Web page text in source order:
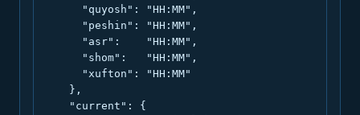
      "quyosh": "HH:MM",
      "peshin": "HH:MM",
      "asr":    "HH:MM",
      "shom":   "HH:MM",
      "xufton": "HH:MM"
    },
    "current": {